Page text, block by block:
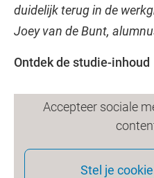
duidelijk terug in de
Joey van de Bunt,
Ontdek de studie-inhoud
Accepteer sociale
Stel je